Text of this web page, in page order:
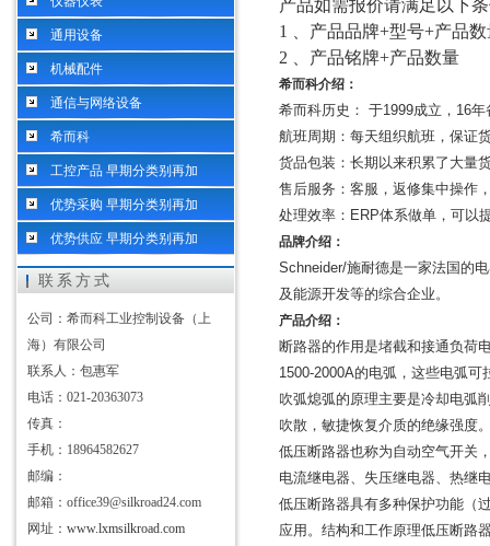
通用设备
机械配件
通信与网络设备
希而科
工控产品 早期分类别再加
优势采购 早期分类别再加
优势供应 早期分类别再加
联系方式
公司：希而科工业控制设备（上
海）有限公司
联系人：包惠军
电话：021-20363073
传真：
手机：18964582627
邮编：
邮箱：office39@silkroad24.com
网址： www.lxmsilkroad.com
产品如需报价请满足以下
1 、产品品牌+型号+产品
2 、产品铭牌+产品数量
希而科介绍：
希而科历史： 于1999成立， 16年
航班周期：每天组织航班，保证
货品包装：长期以来积累了大量
售后服务：客服，返修集中操作
处理效率： ERP体系做单，可以
品牌介绍：
Schneider/施耐德是一家法国的
及能源开发等的综合企业。
产品介绍：
断路器的作用是堵截和接通负荷
1500-2000A的电弧，这些电弧可
吹弧熄弧的原理主要是冷却电弧
吹散，敏捷恢复介质的绝缘强度
低压断路器也称为自动空气开关
电流继电器、失压继电器、热继
低压断路器具有多种保护功能（
应用。结构和工作原理低压断路